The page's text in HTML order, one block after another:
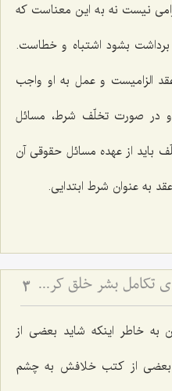
نیست نه به این معناست كه
بشود اشتباه و خطاست.
الزامیست و عمل به او واجب
در صورت تخلّف شرط، مسائل
از عهده مسائل حقوقی آن
به عنوان شرط ابتدایی.
خداوند متعال شیطان را برای تکامل بشر خلق کرده است 3
به خاطر اینكه شاید بعضی از
بعضی از كتب خلافش به چشم